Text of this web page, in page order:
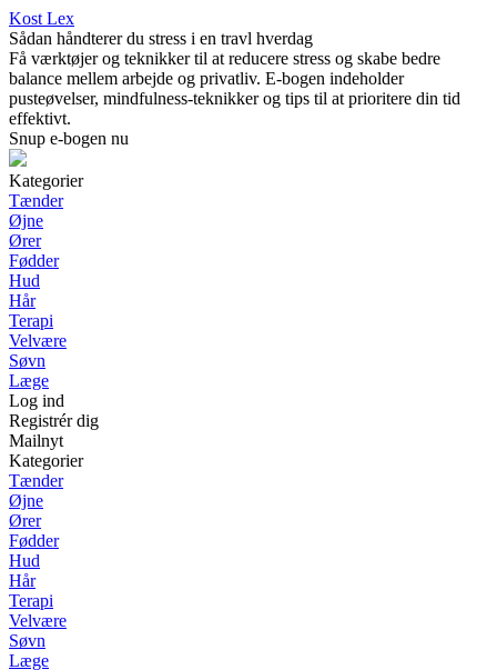
Kost Lex
Sådan håndterer du stress i en travl hverdag
Få værktøjer og teknikker til at reducere stress og skabe bedre
balance mellem arbejde og privatliv. E-bogen indeholder
pusteøvelser, mindfulness-teknikker og tips til at prioritere din tid
effektivt.
Snup e-bogen nu
Kategorier
Tænder
Øjne
Ører
Fødder
Hud
Hår
Terapi
Velvære
Søvn
Læge
Log ind
Registrér dig
Mailnyt
Kategorier
Tænder
Øjne
Ører
Fødder
Hud
Hår
Terapi
Velvære
Søvn
Læge